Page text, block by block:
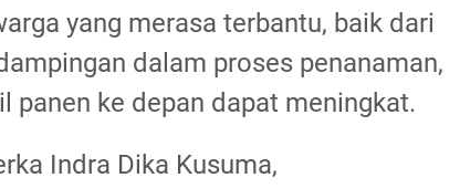
yang merasa terbantu, baik dari
dalam proses penanaman,
panen ke depan dapat meningkat.
Indra Dika Kusuma,